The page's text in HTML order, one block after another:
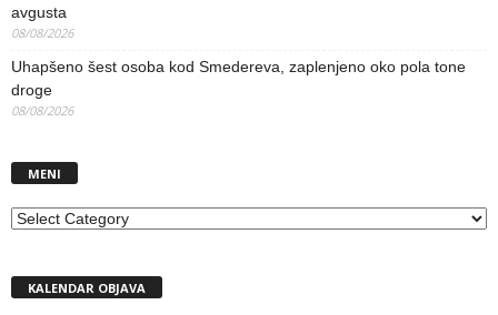
avgusta
08/08/2026
Uhapšeno šest osoba kod Smedereva, zaplenjeno oko pola tone
droge
08/08/2026
MENI
MENI
KALENDAR OBJAVA